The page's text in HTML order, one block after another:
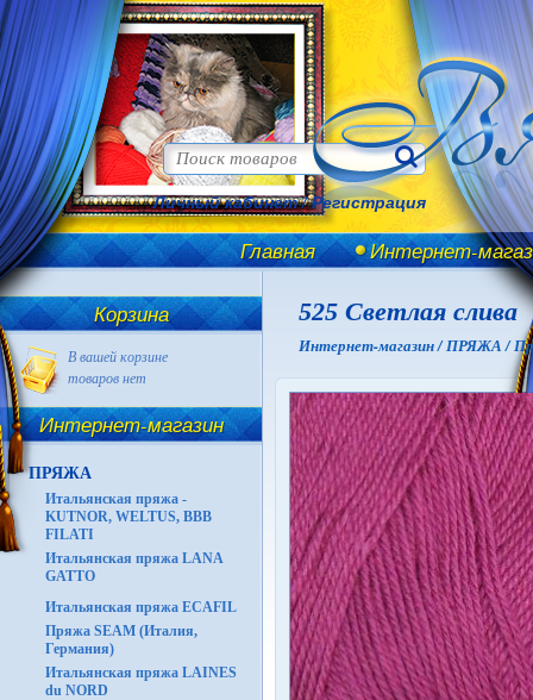
Личный кабинет/Регистрация
Главная Интернет-
Корзина
В вашей корзине
товаров нет
Интернет-магазин
ПРЯЖА
Итальянская пряжа -
KUTNOR, WELTUS, BBB
FILATI
Итальянская пряжа LANA
GATTO
Итальянская пряжа ECAFIL
Пряжа SEAM (Италия,
Германия)
Итальянская пряжа LAINES
du NORD
525 Светлая слива
Интернет-магазин /ПРЯЖА /